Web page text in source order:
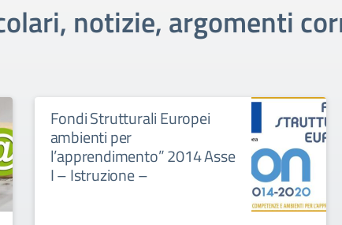
notizie, argomenti
Fondi Strutturali Europei
ambienti per
l’apprendimento” 2014 Asse
I – Istruzione –